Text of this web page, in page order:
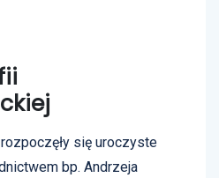
się uroczyste
bp. Andrzeja